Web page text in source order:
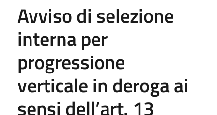
Avviso di selezione
interna per
progressione
verticale in deroga ai
sensi dell’art. 13